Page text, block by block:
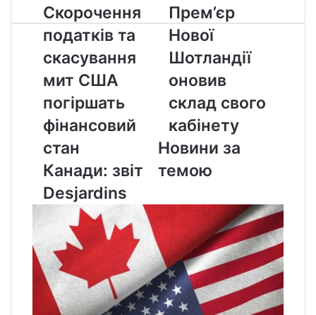
Скорочення
податків
та
скасування
мит
США
погіршать
фінансовий
стан
звіт
Desjardins
Скорочення
податків та
скасування
мит США
погіршать
фінансовий
стан
Канади: звіт
Desjardins
Прем’єр
Нової
Шотландії
оновив
склад
свого
кабінету
Прем’єр
Нової
Шотландії
оновив
склад свого
кабінету
Новини за
темою